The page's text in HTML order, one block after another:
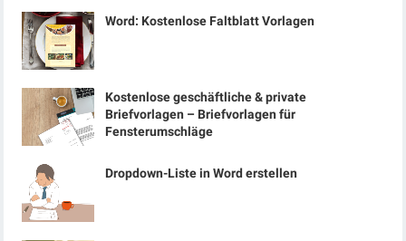
Word: Kostenlose Faltblatt Vorlagen
Kostenlose geschäftliche & private
Briefvorlagen – Briefvorlagen für
Fensterumschläge
Dropdown-Liste in Word erstellen